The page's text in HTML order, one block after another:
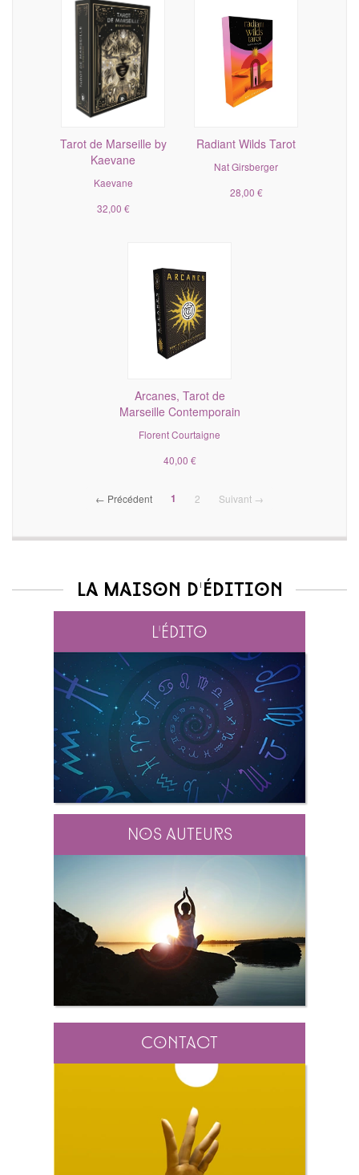
Tarot de Marseille by
Kaevane
Kaevane
32,00 €
Radiant Wilds Tarot
Nat Girsberger
28,00 €
Arcanes, Tarot de
Marseille Contemporain
Florent Courtaigne
40,00 €
← Précédent 1 (current)
2 Suivant →
La maison d'édition
L'édito
Nos auteurs
Contact